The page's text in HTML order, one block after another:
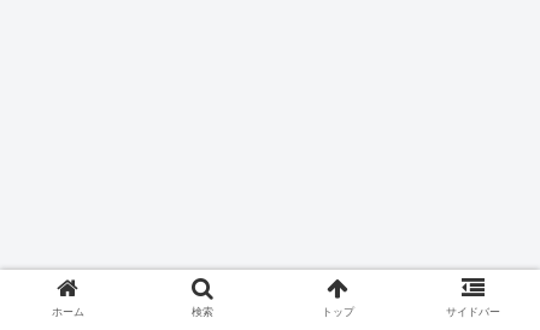
ホーム 検索 トップ サイドバー